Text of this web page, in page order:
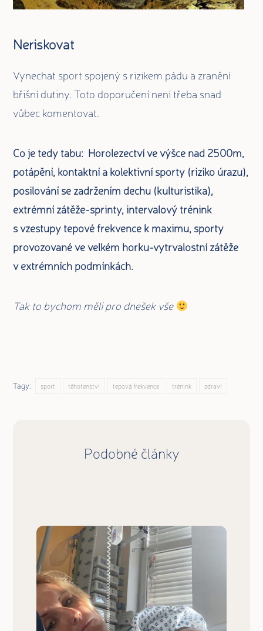
Neriskovat
Vynechat sport spojený s rizikem pádu a zranění
břišní dutiny. Toto doporučení není třeba snad
vůbec komentovat.
Co je tedy tabu: Horolezectví ve výšce nad 2500m,
potápění, kontaktní a kolektivní sporty (riziko úrazu),
posilování se zadržením dechu (kulturistika),
extrémní zátěže-sprinty, intervalový trénink
s vzestupy tepové frekvence k maximu, sporty
provozované ve velkém horku-vytrvalostní zátěže
v extrémních podmínkách.
Tak to bychom měli pro dnešek vše
Tagy: sport těhotenství tepová frekvence trénink zdraví
Podobné články